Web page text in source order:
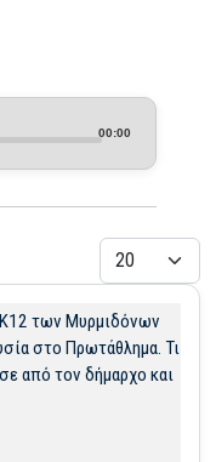
00:00
των Μυρμιδόνων
στο Πρωτάθλημα. Τι
από τον δήμαρχο και